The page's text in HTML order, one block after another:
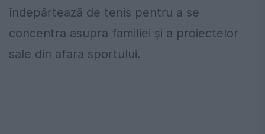
îndepărtează de tenis pentru a se
concentra asupra familiei și a proiectelor
sale din afara sportului.